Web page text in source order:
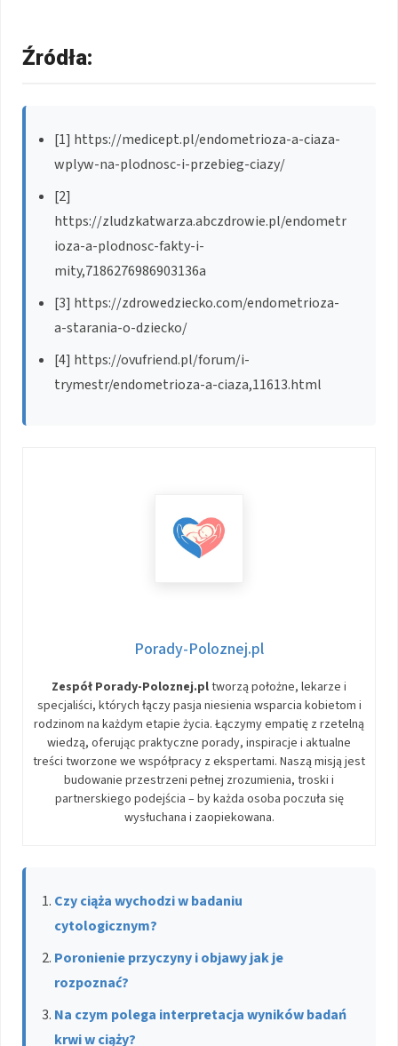
Źródła:
[1] https://medicept.pl/endometrioza-a-ciaza-
wplyw-na-plodnosc-i-przebieg-ciazy/
[2]
https://zludzkatwarza.abczdrowie.pl/endometr
ioza-a-plodnosc-fakty-i-
mity,7186276986903136a
[3] https://zdrowedziecko.com/endometrioza-
a-starania-o-dziecko/
[4] https://ovufriend.pl/forum/i-
trymestr/endometrioza-a-ciaza,11613.html
Porady-Poloznej.pl
Zespół Porady-Poloznej.pltworzą położne, lekarze i
specjaliści, których łączy pasja niesienia wsparcia kobietom i
rodzinom na każdym etapie życia. Łączymy empatię z rzetelną
wiedzą, oferując praktyczne porady, inspiracje i aktualne
treści tworzone we współpracy z ekspertami. Naszą misją jest
budowanie przestrzeni pełnej zrozumienia, troski i
partnerskiego podejścia – by każda osoba poczuła się
wysłuchana i zaopiekowana.
Czy ciąża wychodzi w badaniu
cytologicznym?
Poronienie przyczyny i objawy jak je
rozpoznać?
Na czym polega interpretacja wyników badań
krwi w ciąży?